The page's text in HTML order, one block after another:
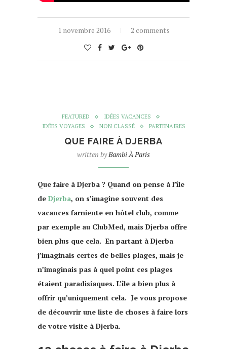
1 novembre 2016 2 comments
FEATURED
IDÉES VACANCES
IDÉES VOYAGES
NON CLASSÉ PARTENAIRES
QUE FAIRE À DJERBA
written byBambi À Paris
Que faire à Djerba ? Quand on pense à l’île
de Djerba, on s’imagine souvent des
vacances farniente en hôtel club, comme
par exemple au ClubMed, mais Djerba offre
bien plus que cela. En partant à Djerba
j’imaginais certes de belles plages, mais je
n’imaginais pas à quel point ces plages
étaient paradisiaques. L’île a bien plus à
offrir qu’uniquement cela. Je vous propose
de découvrir une liste de choses à faire lors
de votre visite à Djerba.